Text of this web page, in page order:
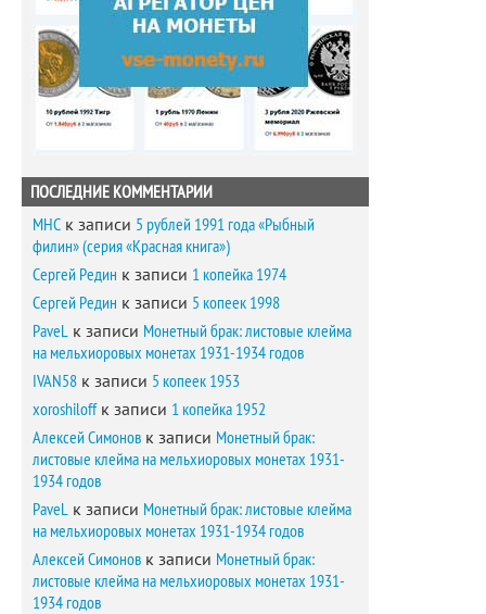
ПОСЛЕДНИЕ КОММЕНТАРИИ
MHC к записи 5 рублей 1991 года «Рыбный
филин» (серия «Красная книга»)
Сергей Редин к записи 1 копейка 1974
Сергей Редин к записи 5 копеек 1998
PaveL к записи Монетный брак: листовые клейма
на мельхиоровых монетах 1931-1934 годов
IVAN58 к записи 5 копеек 1953
xoroshiloffк записи 1 копейка 1952
Алексей Симонов к записи Монетный брак:
листовые клейма на мельхиоровых монетах 1931-
1934 годов
PaveL к записи Монетный брак: листовые клейма
на мельхиоровых монетах 1931-1934 годов
Алексей Симонов к записи Монетный брак:
листовые клейма на мельхиоровых монетах 1931-
1934 годов